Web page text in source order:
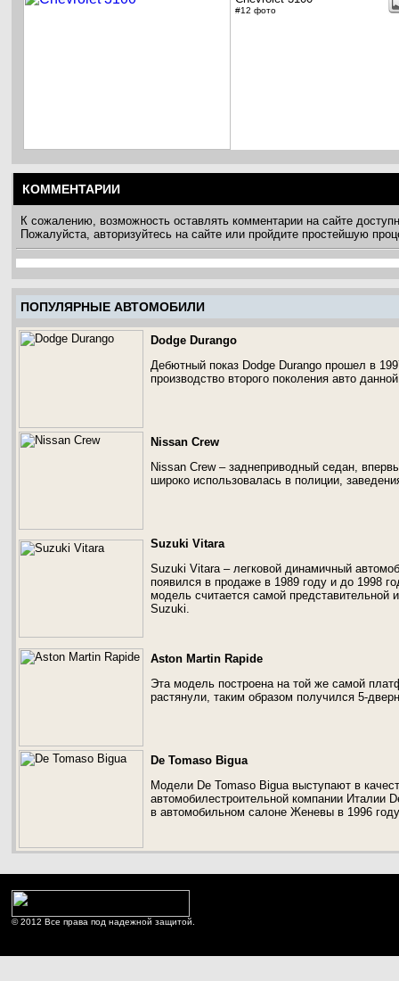
#12 фото
КОММЕНТАРИИ
К сожалению, возможность оставлять комментарии на сайте
Пожалуйста, авторизуйтесь на сайте или пройдите простейшую
ПОПУЛЯРНЫЕ АВТОМОБИЛИ
Dodge Durango
Дебютный показ Dodge Durango прошел в
производство второго поколения авто
Nissan Crew
Nissan Crew – заднеприводный седан,
широко использовалась в полиции,
Suzuki Vitara
Suzuki Vitara – легковой динамичный
появился в продаже в 1989 году и до 1998
модель считается самой представительной
Suzuki.
Aston Martin Rapide
Эта модель построена на той же самой
растянули, таким образом получился 5-
De Tomaso Bigua
Модели De Tomaso Bigua выступают в
автомобилестроительной компании Италии
в автомобильном салоне Женевы в 1996
© 2012 Все права под надежной защитой.